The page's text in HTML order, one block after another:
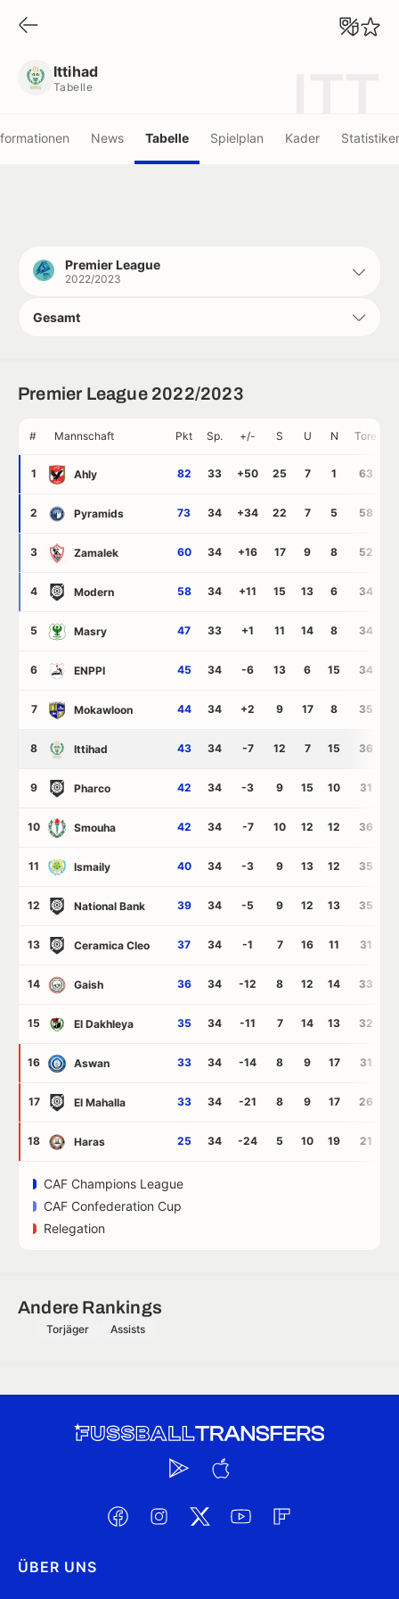
Ittihad
Tabelle
News Tabelle Spielplan Kader
Premier League
2022/2023
Gesamt
Premier League 2022/2023
# Mannschaft Pkt Sp. +/- S U N Tore
1 Ahly 82 33 +50 25 7 1 63
2 Pyramids 73 34 +34 22 7 5 58
3 Zamalek 60 34 +16 17 9 8 52
4 Modern 58 34 +11 15 13 6 34
5 Masry 47 33 +1 11 14 8 34
6 ENPPI 45 34 -6 13 6 15 34
7 Mokawloon 44 34 +2 9 17 8 35
8 Ittihad 43 34 -7 12 7 15 36
9 Pharco 42 34 -3 9 15 10 31
10 Smouha 42 34 -7 10 12 12 36
11 Ismaily 40 34 -3 9 13 12 35
12 National Bank 39 34 -5 9 12 13 35
13 Ceramica Cleo 37 34 -1 7 16 11 31
14 Gaish 36 34 -12 8 12 14 33
15 El Dakhleya 35 34 -11 7 14 13 32
16 Aswan 33 34 -14 8 9 17 31
17 El Mahalla 33 34 -21 8 9 17 26
18 Haras 25 34 -24 5 10 19 21
CAF Champions League
CAF Confederation Cup
Relegation
Andere Rankings
Torjäger Assists
ÜBER UNS